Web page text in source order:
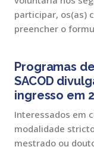
participar, os(as)
preencher o
Programas
SACOD
ingresso em
Interessados em
modalidade
mestrado ou